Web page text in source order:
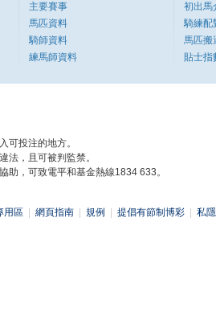
主要賽事
馬匹資料
騎師資料
練馬師資料
初出馬
騎練配
馬匹搬
貼士指
可投注的地方。
法，且可被判監禁。
助，可致電平和基金熱線1834 633。
用區 網頁指南 規例 提倡有節制博彩 私